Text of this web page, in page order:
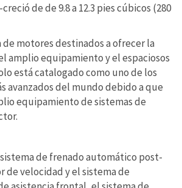
de de 9.8 a 12.3 pies cúbicos (280
motores destinados a ofrecer la
amplio equipamiento y el espaciosos
está catalogado como uno de los
avanzados del mundo debido a que
equipamiento de sistemas de
de frenado automático post-
de velocidad y el sistema de